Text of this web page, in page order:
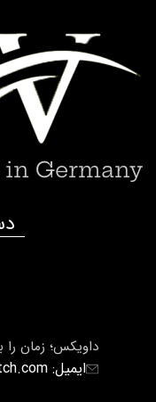
داویکس؛ زمان
ایمیل: info@dovixwatch.com
in Germany